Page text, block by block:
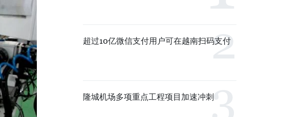
超过10亿微信支付用户可在越南扫码支付
隆城机场多项重点工程项目加速冲刺